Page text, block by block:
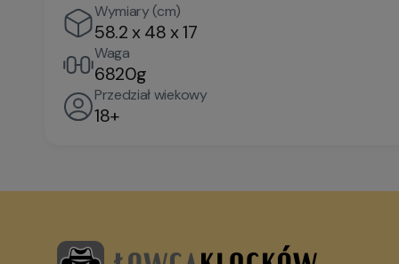
Wymiary (cm)
58.2 x 48 x 17
Waga
6820g
Przedział wiekowy
18+